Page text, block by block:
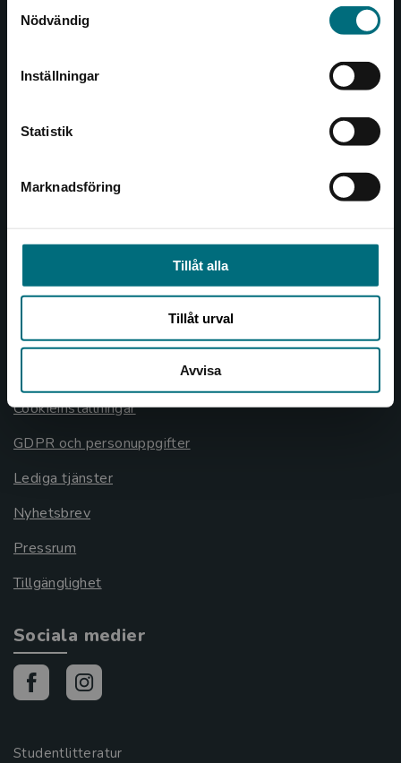
Nödvändig
Inställningar
Statistik
Marknadsföring
Tillåt alla
Tillåt urval
Avvisa
Sverige. För att kunna slutföra ett köp måste
Besöksadress:
Åkergränden 1
Kontakta kundservice
Köpvillkor
Allmänna länkar
Om oss
Cookieinställningar
GDPR och personuppgifter
Lediga tjänster
Nyhetsbrev
Pressrum
Tillgänglighet
Sociala medier
Studentlitteratur